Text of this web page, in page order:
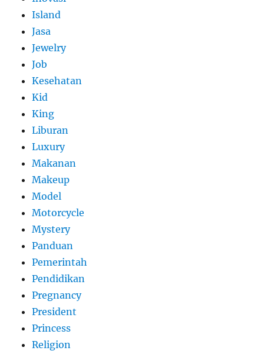
Island
Jasa
Jewelry
Job
Kesehatan
Kid
King
Liburan
Luxury
Makanan
Makeup
Model
Motorcycle
Mystery
Panduan
Pemerintah
Pendidikan
Pregnancy
President
Princess
Religion